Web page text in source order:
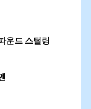
운드 스털링